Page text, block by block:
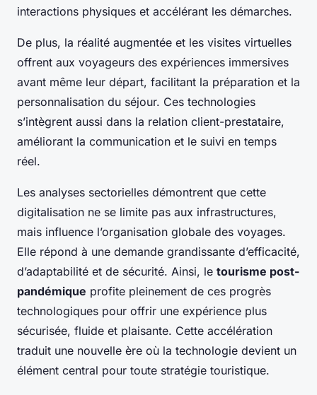
interactions physiques et accélérant les démarches.
De plus, la réalité augmentée et les visites virtuelles
offrent aux voyageurs des expériences immersives
avant même leur départ, facilitant la préparation et la
personnalisation du séjour. Ces technologies
s’intègrent aussi dans la relation client-prestataire,
améliorant la communication et le suivi en temps
réel.
Les analyses sectorielles démontrent que cette
digitalisation ne se limite pas aux infrastructures,
mais influence l’organisation globale des voyages.
Elle répond à une demande grandissante d’efficacité,
d’adaptabilité et de sécurité. Ainsi, le tourisme post-
pandémique profite pleinement de ces progrès
technologiques pour offrir une expérience plus
sécurisée, fluide et plaisante. Cette accélération
traduit une nouvelle ère où la technologie devient un
élément central pour toute stratégie touristique.